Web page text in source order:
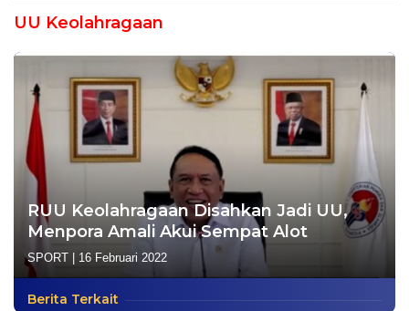
UU Keolahragaan
RUU Keolahragaan Disahkan Jadi UU,
Menpora Amali Akui Sempat Alot
SPORT 16 Februari 2022
Berita Terkait